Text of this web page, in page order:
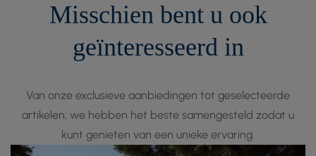
Misschien bent u ook
geïnteresseerd in
Van onze exclusieve aanbiedingen tot geselecteerde
artikelen, we hebben het beste samengesteld zodat u
kunt genieten van een unieke ervaring.